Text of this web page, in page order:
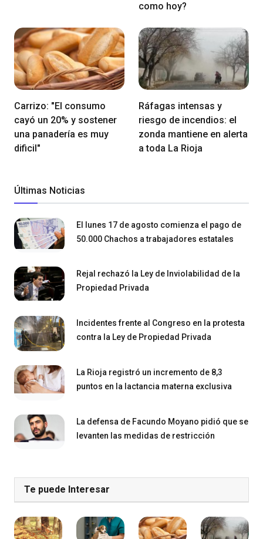
como hoy?
Carrizo: "El consumo
cayó un 20% y sostener
una panadería es muy
dificil"
Ráfagas intensas y
riesgo de incendios: el
zonda mantiene en alerta
a toda La Rioja
Últimas Noticias
El lunes 17 de agosto comienza el pago de
50.000 Chachos a trabajadores estatales
Rejal rechazó la Ley de Inviolabilidad de la
Propiedad Privada
Incidentes frente al Congreso en la protesta
contra la Ley de Propiedad Privada
La Rioja registró un incremento de 8,3
puntos en la lactancia materna exclusiva
La defensa de Facundo Moyano pidió que se
levanten las medidas de restricción
Te puede Interesar